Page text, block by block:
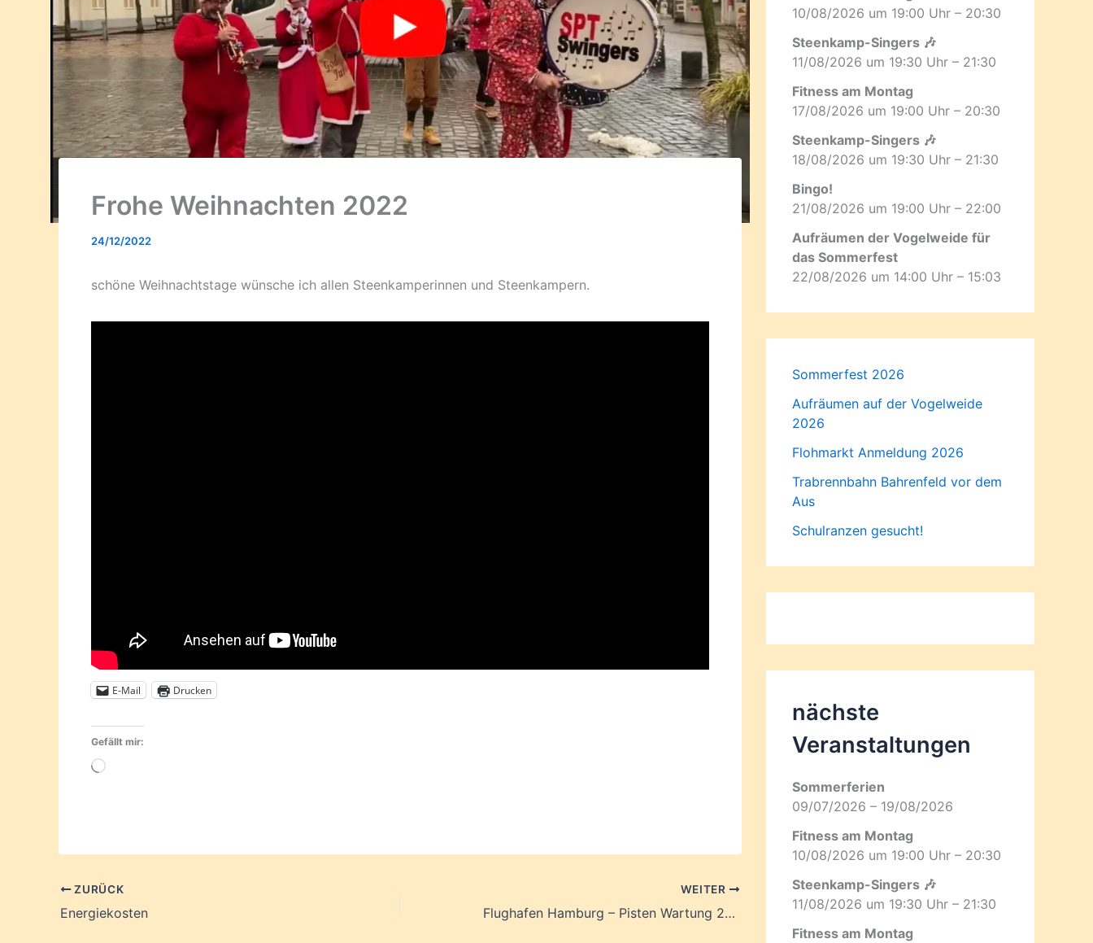
Frohe Weihnachten 2022
24/12/2022
schöne Weihnachtstage wünsche ich allen Steenkamperinnen und Steenkampern.
E-Mail Drucken
Gefällt mir:
Wird
ZURÜCK
Energiekosten
WEITER
Flughafen Hamburg – Pisten Wartung 2023
10/08/2026 um 19:00 Uhr – 20:30
Steenkamp-Singers 🎶
11/08/2026 um 19:30 Uhr – 21:30
Fitness am Montag
17/08/2026 um 19:00 Uhr – 20:30
Steenkamp-Singers 🎶
18/08/2026 um 19:30 Uhr – 21:30
Bingo!
21/08/2026 um 19:00 Uhr – 22:00
Aufräumen der Vogelweide für
das Sommerfest
22/08/2026 um 14:00 Uhr – 15:03
Sommerfest 2026
Aufräumen auf der Vogelweide
2026
Flohmarkt Anmeldung 2026
Trabrennbahn Bahrenfeld vor dem
Aus
Schulranzen gesucht!
nächste
Veranstaltungen
Sommerferien
09/07/2026 – 19/08/2026
Fitness am Montag
10/08/2026 um 19:00 Uhr – 20:30
Steenkamp-Singers 🎶
11/08/2026 um 19:30 Uhr – 21:30
Fitness am Montag